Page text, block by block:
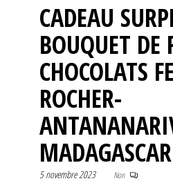
CADEAU
BOUQUET DE
CHOCOLATS
ROCHER-
MADAGASCAR
5 novembre 2023 Non